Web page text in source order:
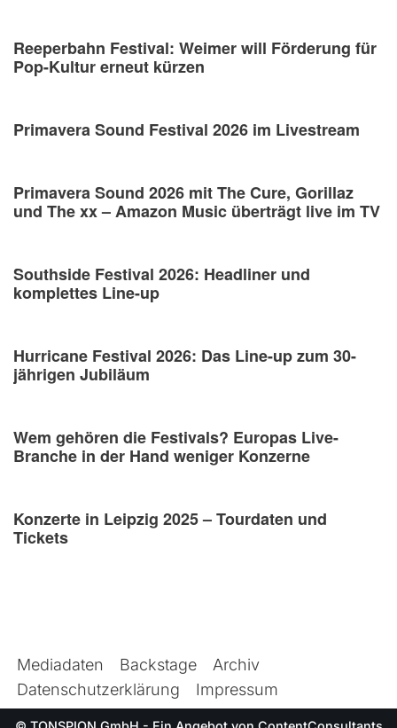
Reeperbahn Festival: Weimer will Förderung für
Pop-Kultur erneut kürzen
Primavera Sound Festival 2026 im Livestream
Primavera Sound 2026 mit The Cure, Gorillaz
und The xx – Amazon Music überträgt live im TV
Southside Festival 2026: Headliner und
komplettes Line-up
Hurricane Festival 2026: Das Line-up zum 30-
jährigen Jubiläum
Wem gehören die Festivals? Europas Live-
Branche in der Hand weniger Konzerne
Konzerte in Leipzig 2025 – Tourdaten und
Tickets
Mediadaten Backstage
Archiv
Datenschutzerklärung
Impressum